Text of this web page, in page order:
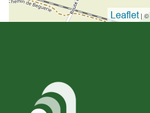
Leaflet| ©